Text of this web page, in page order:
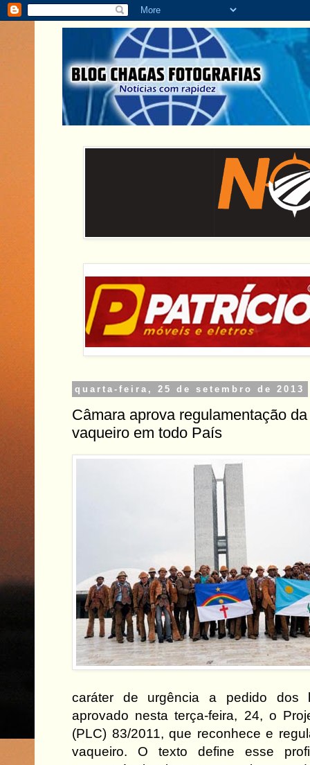
quarta-feira, 25 de setembro de 2013
Câmara aprova regulamentação
vaqueiro em todo País
caráter de urgência a pedido dos
aprovado nesta terça-feira, 24, o
(PLC) 83/2011, que reconhece e
vaqueiro. O texto define esse